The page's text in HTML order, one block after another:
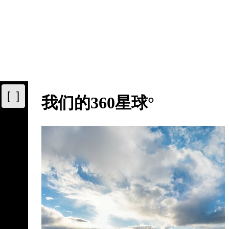
[ ] 我们的360星球°